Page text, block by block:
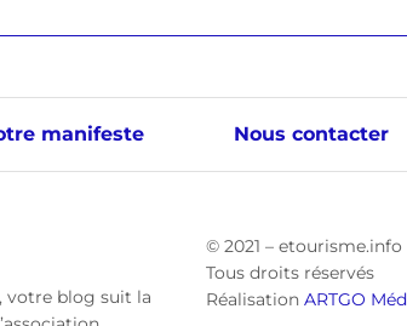
manifeste Nous contacter
votre blog suit la
© 2021 – etourisme.info
Tous droits réservés
Réalisation ARTGO